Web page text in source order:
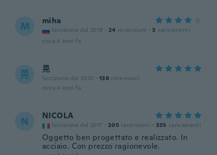
M miha
Iscrizione dal 2018 · 24 recensioni · 3 caricamenti
circa 4 anni fa
晃 晃
Iscrizione dal 2020 · 138 recensioni
circa 4 anni fa
N NICOLA
Iscrizione dal 2017 · 205 recensioni · 335 caricamenti
Oggetto ben progettato e realizzato. In
acciaio. Con prezzo ragionevole.